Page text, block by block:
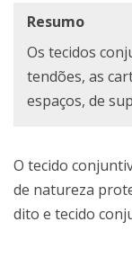
Resumo
Os tecidos
tendões, as
espaços, de
O tecido
de natureza
dito e tecido